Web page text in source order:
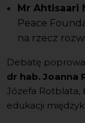
Mr Ahtisaari
Peace
na rzecz
Debatę
dr hab. Joanna
Józefa Rotblata,
edukacji